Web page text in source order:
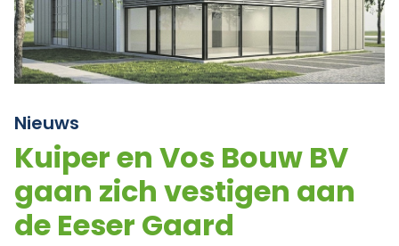
Nieuws
Kuiper en Vos Bouw BV
gaan zich vestigen aan
de Eeser Gaard